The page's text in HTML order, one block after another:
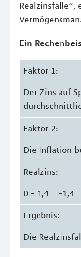
Realzinsfalle“,
Ein
Faktor 1:
Der Zins auf
Faktor 2:
Die Inflation
Realzins:
0 - 1,4 = -1,4
Ergebnis:
Die